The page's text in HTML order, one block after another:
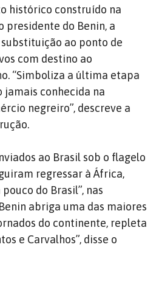
histórico construído na
presidente do Benin, a
ao ponto de
com destino ao
“Simboliza a última etapa
conhecida na
negreiro”, descreve a
ao Brasil sob o flagelo
regressar à África,
do Brasil”, nas
abriga uma das maiores
do continente, repleta
e Carvalhos”, disse o